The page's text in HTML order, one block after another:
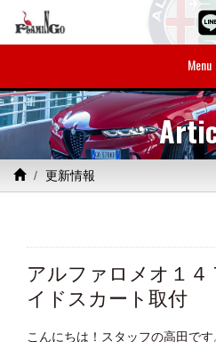
Menu
更新情報
アルファロメオ１
イドスカート取付
こんにちは！スタッフの高田です